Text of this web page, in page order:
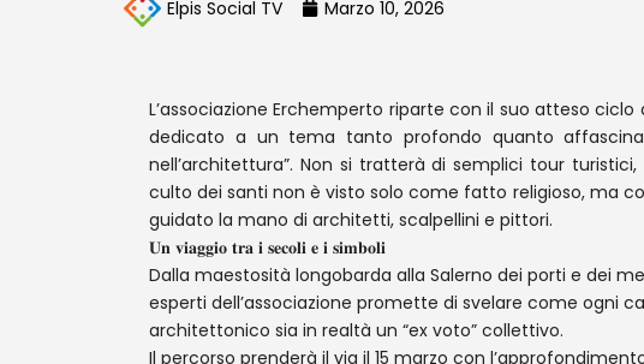
Elpis Social TV Marzo 10, 2026
L’associazione Erchemperto riparte con il suo atteso
dedicato a un tema tanto profondo quanto
nell’architettura”. Non si tratterà di semplici tour
culto dei santi non è visto solo come fatto religioso, ma
guidato la mano di architetti, scalpellini e pittori.
𝐔𝐧 𝐯𝐢𝐚𝐠𝐠𝐢𝐨 𝐭𝐫𝐚 𝐢 𝐬𝐞𝐜𝐨𝐥𝐢 𝐞 𝐢 𝐬𝐢𝐦𝐛𝐨𝐥𝐢
Dalla maestosità longobarda alla Salerno dei porti e dei
esperti dell’associazione promette di svelare come ogni
architettonico sia in realtà un “ex voto” collettivo.
Il percorso prenderà il via il 15 marzo con